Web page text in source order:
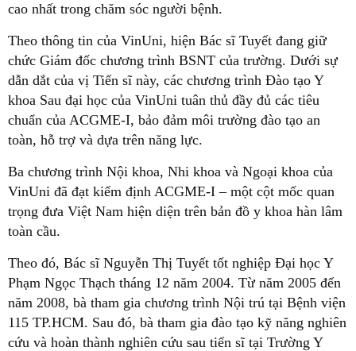
cao nhất trong chăm sóc người bệnh.
Theo thông tin của VinUni, hiện Bác sĩ Tuyết đang giữ
chức Giám đốc chương trình BSNT của trường. Dưới sự
dẫn dắt của vị Tiến sĩ này, các chương trình Đào tạo Y
khoa Sau đại học của VinUni tuân thủ đầy đủ các tiêu
chuẩn của ACGME-I, bảo đảm môi trường đào tạo an
toàn, hỗ trợ và dựa trên năng lực.
Ba chương trình Nội khoa, Nhi khoa và Ngoại khoa của
VinUni đã đạt kiểm định ACGME-I – một cột mốc quan
trọng đưa Việt Nam hiện diện trên bản đồ y khoa hàn lâm
toàn cầu.
Theo đó, Bác sĩ Nguyễn Thị Tuyết tốt nghiệp Đại học Y
Phạm Ngọc Thạch tháng 12 năm 2004. Từ năm 2005 đến
năm 2008, bà tham gia chương trình Nội trú tại Bệnh viện
115 TP.HCM. Sau đó, bà tham gia đào tạo kỹ năng nghiên
cứu và hoàn thành nghiên cứu sau tiến sĩ tại Trường Y